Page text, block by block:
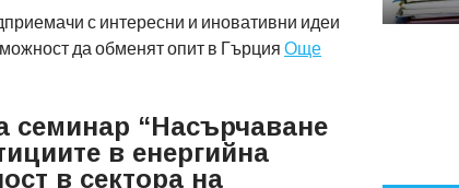
с интересни и иновативни идеи
да обменят опит в Гърция Още
семинар “Насърчаване
в енергийна
в сектора на